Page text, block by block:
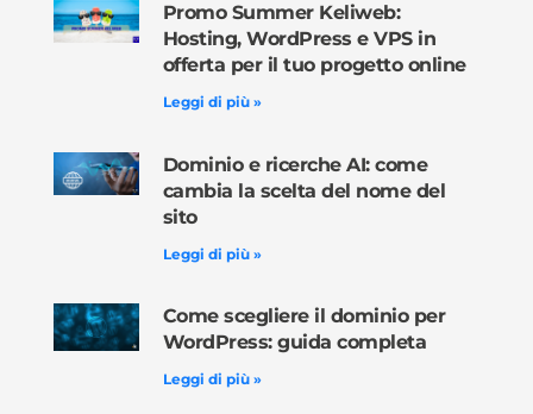
Promo Summer Keliweb:
Hosting, WordPress e VPS in
offerta per il tuo progetto online
Leggi di più »
Dominio e ricerche AI: come
cambia la scelta del nome del
sito
Leggi di più »
Come scegliere il dominio per
WordPress: guida completa
Leggi di più »